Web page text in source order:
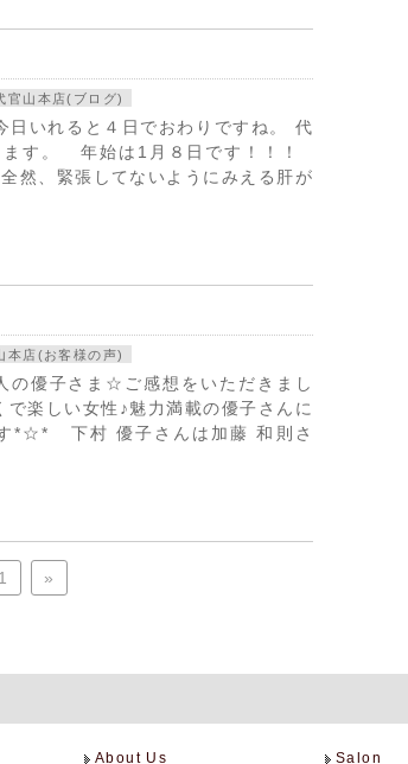
官山本店(ブログ)
日いれると４日でおわりですね。 代
ます。 年始は1月８日です！！！
然、緊張してないようにみえる肝が
本店(お客様の声)
の優子さま☆ご感想をいただきまし
楽しい女性♪魅力満載の優子さんに
*☆* 下村 優子さんは加藤 和則さ
»
About Us Salon